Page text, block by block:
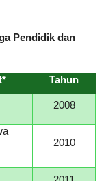
Pendidik dan
Tahun
2008
2010